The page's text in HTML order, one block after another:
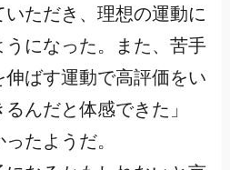
ただき、理想の運動に
になった。また、苦手
ばす運動で高評価をい
んだと体感できた」
たようだ。